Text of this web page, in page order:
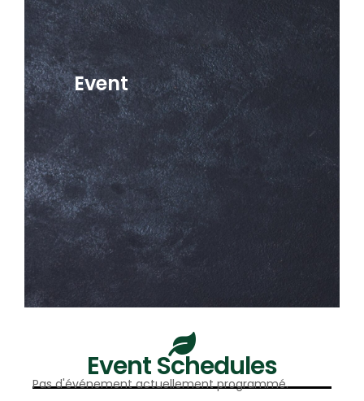
Event
Event Schedules
Pas d'événement actuellement programmé.